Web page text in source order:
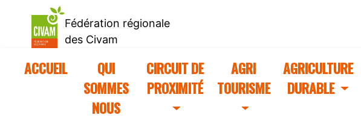
Fédération régionale
des Civam
ACCUEIL(CURRENT)
QUI
SOMMES
NOUS
CIRCUIT DE
PROXIMITÉ
AGRI
TOURISME
AGRICULTURE
DURABLE